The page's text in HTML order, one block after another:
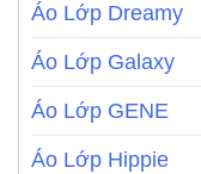
Áo Lớp Dreamy
Áo Lớp Galaxy
Áo Lớp GENE
Áo Lớp Hippie